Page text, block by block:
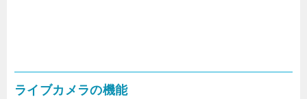
ライブカメラの機能